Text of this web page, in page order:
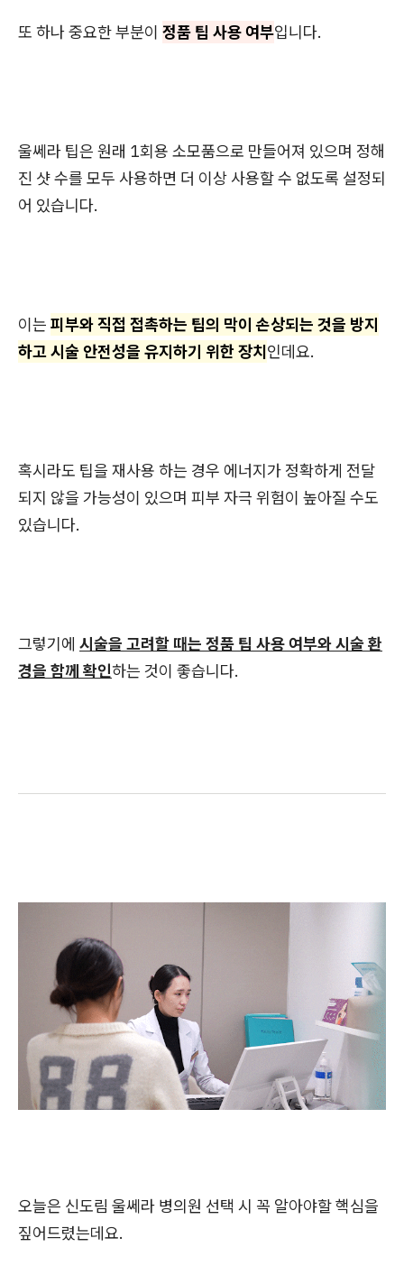
또 하나 중요한 부분이 정품 팁 사용 여부입니다.
울쎄라 팁은 원래 1회용 소모품으로 만들어져 있으며 정해
진 샷 수를 모두 사용하면 더 이상 사용할 수 없도록 설정되
어 있습니다.
이는 피부와 직접 접촉하는 팁의 막이 손상되는 것을 방지
하고 시술 안전성을 유지하기 위한 장치인데요.
혹시라도 팁을 재사용 하는 경우 에너지가 정확하게 전달
되지 않을 가능성이 있으며 피부 자극 위험이 높아질 수도
있습니다.
그렇기에 시술을 고려할 때는 정품 팁 사용 여부와 시술 환
경을 함께 확인하는 것이 좋습니다.
오늘은 신도림 울쎄라 병의원 선택 시 꼭 알아야할 핵심을
짚어드렸는데요.